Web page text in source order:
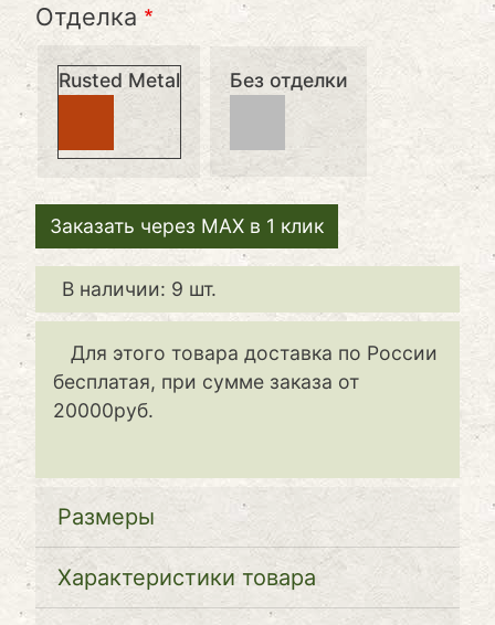
Отделка
Rusted Metal Без отделки
Заказать через MAX в 1 клик
В наличии: 9 шт.
Для этого товара доставка по России
бесплатая, при сумме заказа от
20000руб.
Размеры
Характеристики товара